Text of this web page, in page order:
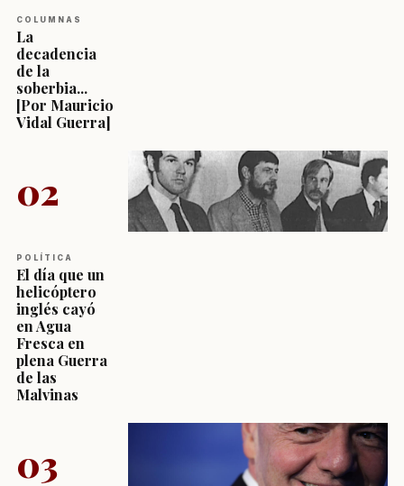
COLUMNAS
La
decadencia
de la
soberbia...
[Por Mauricio
Vidal Guerra]
02
POLÍTICA
El día que un
helicóptero
inglés cayó
en Agua
Fresca en
plena Guerra
de las
Malvinas
03